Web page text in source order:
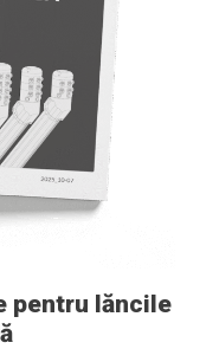
pentru lăncile